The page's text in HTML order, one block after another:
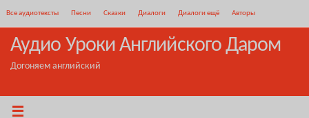
содержимому
Все аудиотексты Песни Сказки Диалоги Диалоги ещё Авторы
Аудио Уроки Английского Даром
Догоняем английский